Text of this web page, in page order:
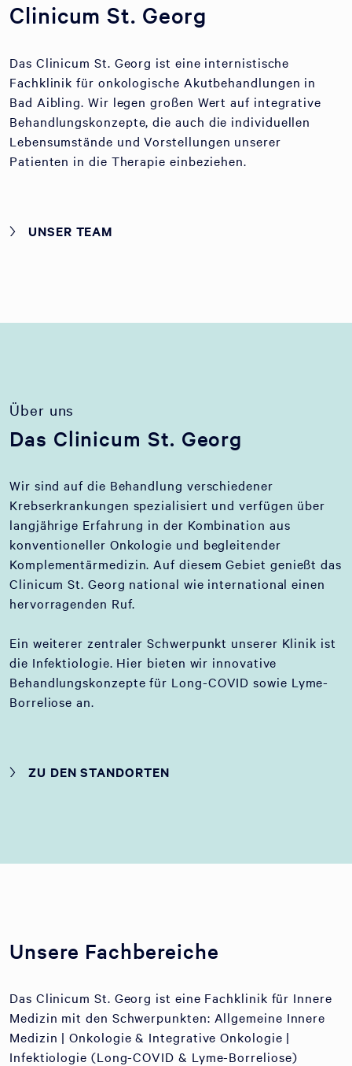
Clinicum St. Georg
Das Clinicum St. Georg ist eine internistische
Fachklinik für onkologische Akutbehandlungen in
Bad Aibling. Wir legen großen Wert auf integrative
Behandlungskonzepte, die auch die individuellen
Lebensumstände und Vorstellungen unserer
Patienten in die Therapie einbeziehen.
UNSER TEAM
Über uns
Das Clinicum St. Georg
Wir sind auf die Behandlung verschiedener
Krebserkrankungen spezialisiert und verfügen über
langjährige Erfahrung in der Kombination aus
konventioneller Onkologie und begleitender
Komplementärmedizin. Auf diesem Gebiet genießt das
Clinicum St. Georg national wie international einen
hervorragenden Ruf.
Ein weiterer zentraler Schwerpunkt unserer Klinik ist
die Infektiologie. Hier bieten wir innovative
Behandlungskonzepte für Long-COVID sowie Lyme-
Borreliose an.
ZU DEN STANDORTEN
Unsere Fachbereiche
Das Clinicum St. Georg ist eine Fachklinik für Innere
Medizin mit den Schwerpunkten: Allgemeine Innere
Medizin | Onkologie & Integrative Onkologie |
Infektiologie (Long-COVID & Lyme-Borreliose)